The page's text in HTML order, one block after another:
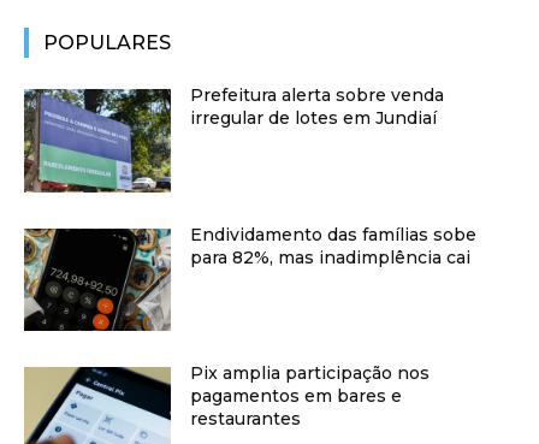
POPULARES
Prefeitura alerta sobre venda
irregular de lotes em Jundiaí
Endividamento das famílias sobe
para 82%, mas inadimplência cai
Pix amplia participação nos
pagamentos em bares e
restaurantes